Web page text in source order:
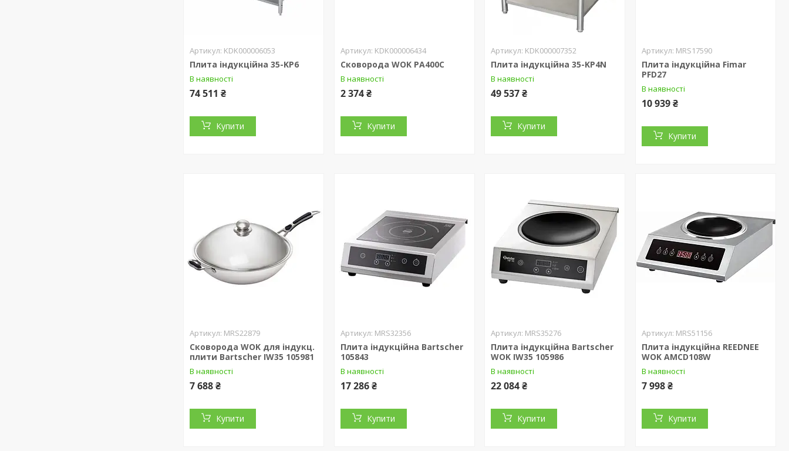
KDK000006053
Плита індукційна 35-KP6
В наявності
74 511 ₴
Купити
KDK000006434
Сковорода WOK PA400C
В наявності
2 374 ₴
Купити
KDK000007352
Плита індукційна 35-KP4N
В наявності
49 537 ₴
Купити
MRS17590
Плита індукційна Fimar
PFD27
В наявності
10 939 ₴
Купити
MRS22879
Сковорода WOK для індукц.
плити Bartscher IW35 105981
В наявності
7 688 ₴
Купити
MRS32356
Плита індукційна Bartscher
105843
В наявності
17 286 ₴
Купити
MRS35276
Плита індукційна Bartscher
WOK IW35 105986
В наявності
22 084 ₴
Купити
MRS51156
Плита індукційна REEDNEE
WOK AMCD108W
В наявності
7 998 ₴
Купити